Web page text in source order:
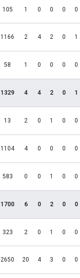
105 1 0 0 0 0
1166 2 4 2 0 1
58 1 0 0 0 0
1329 4 4 2 0 1
13 2 0 1 0 0
1104 4 0 0 0 0
583 0 0 1 0 0
1700 6 0 2 0 0
323 2 0 1 0 0
2650 20 4 3 0 0